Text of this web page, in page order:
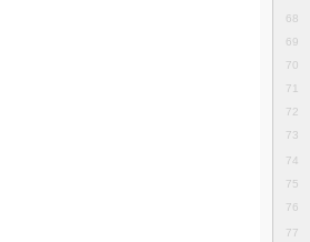
68
69
70
71
72
73
74
75
76
77